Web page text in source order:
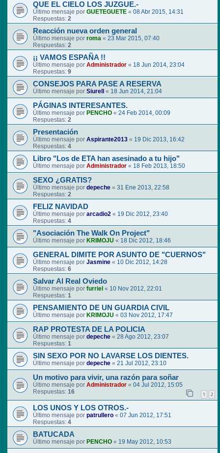
QUE EL CIELO LOS JUZGUE.-
Último mensaje por GUETEGUETE « 08 Abr 2015, 14:31
Respuestas: 2
Reacción nueva orden general
Último mensaje por roma « 23 Mar 2015, 07:40
Respuestas: 2
¡¡ VAMOS ESPAÑA !!
Último mensaje por Administrador « 18 Jun 2014, 23:04
Respuestas: 9
CONSEJOS PARA PASE A RESERVA
Último mensaje por Siurell « 18 Jun 2014, 21:04
PÁGINAS INTERESANTES.
Último mensaje por PENCHO « 24 Feb 2014, 00:09
Respuestas: 2
Presentación
Último mensaje por Aspirante2013 « 19 Dic 2013, 16:42
Respuestas: 4
Libro "Los de ETA han asesinado a tu hijo"
Último mensaje por Administrador « 18 Feb 2013, 18:50
SEXO ¿GRATIS?
Último mensaje por depeche « 31 Ene 2013, 22:58
Respuestas: 2
FELIZ NAVIDAD
Último mensaje por arcadio2 « 19 Dic 2012, 23:40
Respuestas: 4
"Asociación The Walk On Project"
Último mensaje por KRIMOJU « 18 Dic 2012, 18:46
GENERAL DIMITE POR ASUNTO DE "CUERNOS"
Último mensaje por Jasmine « 10 Dic 2012, 14:28
Respuestas: 6
Salvar Al Real Oviedo
Último mensaje por furriel « 10 Nov 2012, 22:01
Respuestas: 1
PENSAMIENTO DE UN GUARDIA CIVIL
Último mensaje por KRIMOJU « 03 Nov 2012, 17:47
RAP PROTESTA DE LA POLICIA
Último mensaje por depeche « 28 Ago 2012, 23:07
Respuestas: 1
SIN SEXO POR NO LAVARSE LOS DIENTES.
Último mensaje por depeche « 21 Jul 2012, 23:10
Un motivo para vivir, una razón para soñar
Último mensaje por Administrador « 04 Jul 2012, 15:05
Respuestas: 16 1 2
LOS UNOS Y LOS OTROS.-
Último mensaje por patrullero « 07 Jun 2012, 17:51
Respuestas: 4
BATUCADA
Último mensaje por PENCHO « 19 May 2012, 10:53